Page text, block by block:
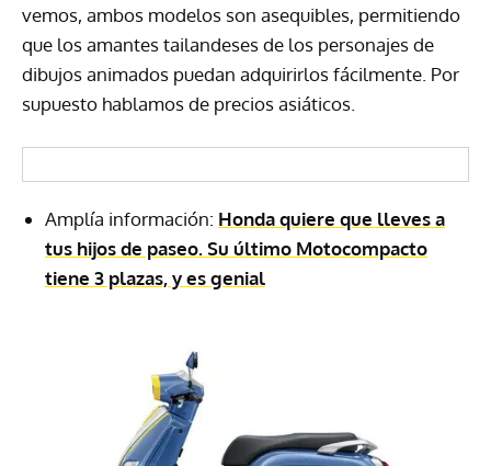
vemos, ambos modelos son asequibles, permitiendo
que los amantes tailandeses de los personajes de
dibujos animados puedan adquirirlos fácilmente. Por
supuesto hablamos de precios asiáticos.
Amplía información: Honda quiere que lleves a
tus hijos de paseo. Su último Motocompacto
tiene 3 plazas, y es genial